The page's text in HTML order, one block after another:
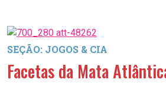
SEÇÃO: JOGOS & CIA
Facetas da Mata